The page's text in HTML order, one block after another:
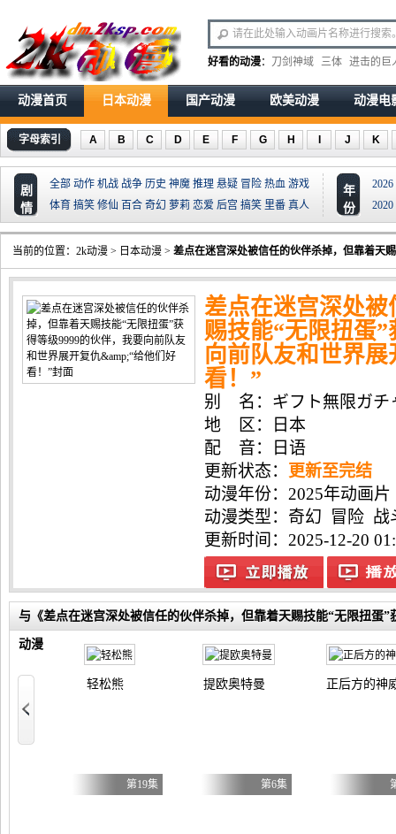
好看的动漫： 刀剑神域 三体 进击的巨
动漫首页 日本动漫 国产动漫 欧美动漫 动漫电
字母索引 A B C D E F G H J K
剧
情
全部 动作 机战 战争 历史 神魔 推理 悬疑 冒险 热血 游戏
体育 搞笑 修仙 百合 奇幻 萝莉 恋爱 后宫 搞笑 里番 真人
年
份
2026
2020
当前的位置： 2k动漫 > 日本动漫 > 差点在迷宫深处被信任的伙伴杀掉，但靠着天
差点在迷宫深处
赐技能“无限扭蛋
向前队友和世界
看！”
别 名：ギフト無限ガチャ
, 無限ガチャ , 无限扭蛋
地 区：日本
配 音：日语
更新状态：
更新至完结
动漫年份： 2025年动画片
动漫类型： 奇幻 冒险 战
更新时间：2025-12-20
与《差点在迷宫深处被信任的伙伴杀掉，但靠着天赐技能“无限扭蛋
动漫
骑士用游戏知识开无双
轻松熊
第19集
提欧奥特曼
第6集
正后方的神